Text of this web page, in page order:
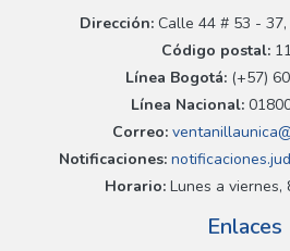
Dirección:Calle 44 # 53 - 37,
Código postal:
Línea Bogotá:(+57)
Línea Nacional:
Correo:
Notificaciones:
Horario:Lunes a viernes,
Enlaces